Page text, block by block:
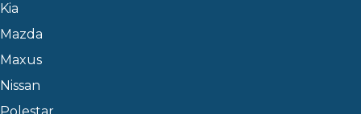
Kia
Mazda
Maxus
Nissan